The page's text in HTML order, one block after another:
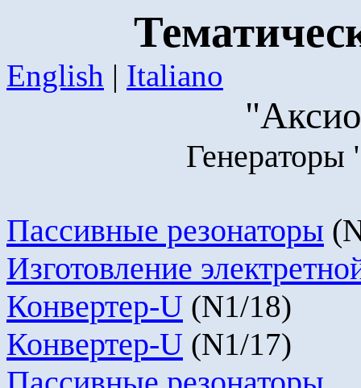
English | Italiano
"
Генераторы
Пассивные резонаторы (
Изготовление
Конвертер-U (N1/18)
Конвертер-U (N1/17)